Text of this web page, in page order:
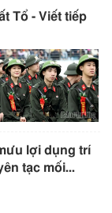
Tổ - Viết tiếp
lợi dụng trí
tạc mối...